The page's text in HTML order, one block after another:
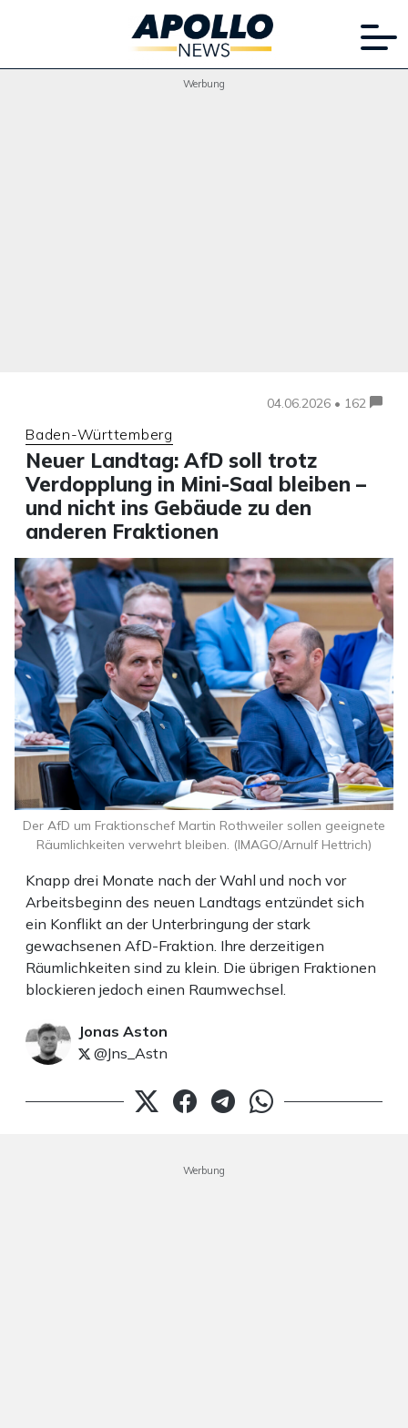
Werbung
04.06.2026 • 162
Baden-Württemberg
Neuer Landtag: AfD soll trotz
Verdopplung in Mini-Saal bleiben –
und nicht ins Gebäude zu den
anderen Fraktionen
Knapp drei Monate nach der Wahl und noch vor
Arbeitsbeginn des neuen Landtags entzündet sich
ein Konflikt an der Unterbringung der stark
gewachsenen AfD-Fraktion. Ihre derzeitigen
Räumlichkeiten sind zu klein. Die übrigen Fraktionen
blockieren jedoch einen Raumwechsel.
Jonas Aston
@Jns_Astn
Der AfD um Fraktionschef Martin Rothweiler sollen geeignete
Räumlichkeiten verwehrt bleiben. (IMAGO/Arnulf Hettrich)
Werbung